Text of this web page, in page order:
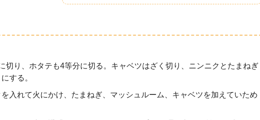
切り、ホタテも4等分に切る。キャベツはざく切り、ニンニクとたまねぎ
する。
入れて火にかけ、たまねぎ、マッシュルーム、キャベツを加えていため